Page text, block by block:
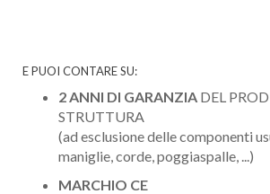
E PUOI CONTARE SU:
2 ANNI DI GARANZIA DEL
STRUTTURA
(ad esclusione delle componenti
maniglie, corde, poggiaspalle, ...)
MARCHIO CE